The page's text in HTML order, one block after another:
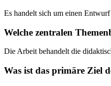
Es handelt sich um einen
Welche zentralen
Die Arbeit behandelt die
Was ist das primäre Ziel